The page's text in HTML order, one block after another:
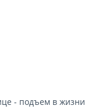
- подъем в жизни